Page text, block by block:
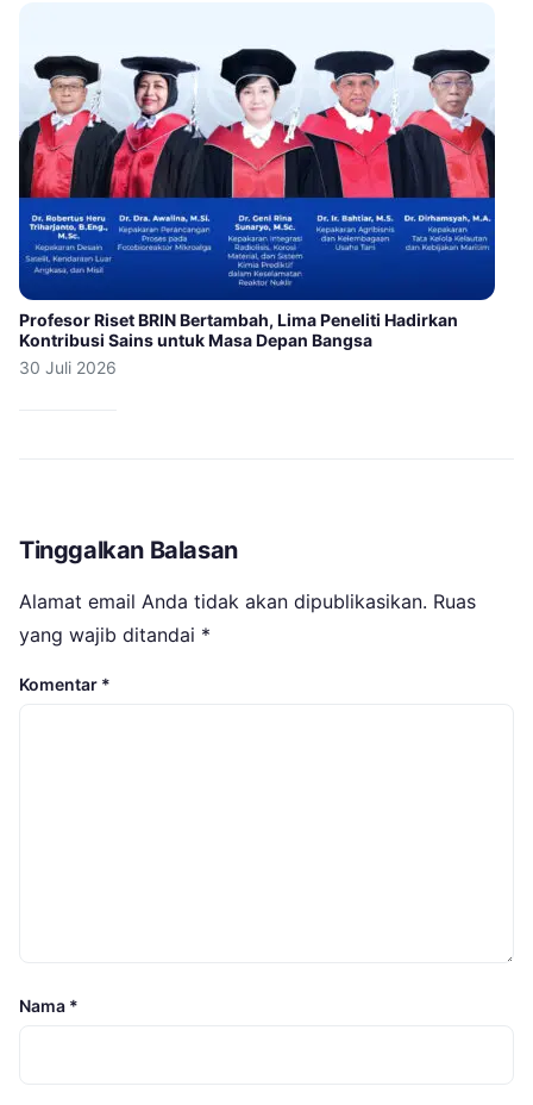
Profesor Riset BRIN Bertambah, Lima Peneliti Hadirkan
Kontribusi Sains untuk Masa Depan Bangsa
30 Juli 2026
Tinggalkan Balasan
Alamat email Anda tidak akan dipublikasikan. Ruas
yang wajib ditandai *
Komentar *
Nama *